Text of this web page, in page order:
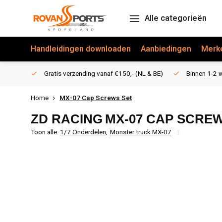
Alle categorieën
Handleidingen downloaden Aanbiedingen
Gratis verzending vanaf €150,- (NL & BE) Binnen 1-2
Home MX-07 Cap Screws Set
ZD RACING MX-07 CAP
Toon alle:1/7 Onderdelen, Monster truck MX-07